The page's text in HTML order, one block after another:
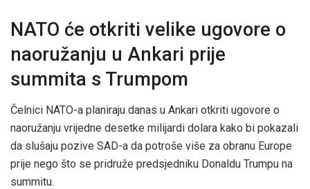
NATO će otkriti velike ugovore o
naoružanju u Ankari prije
summita s Trumpom
Čelnici NATO-a planiraju danas u Ankari otkriti ugovore o
naoružanju vrijedne desetke milijardi dolara kako bi pokazali
da slušaju pozive SAD-a da potroše više za obranu Europe
prije nego što se pridruže predsjedniku Donaldu Trumpu na
summitu.